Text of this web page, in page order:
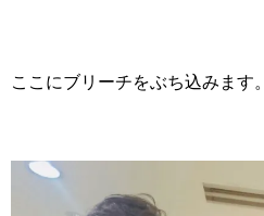
ここにブリーチをぶち込みます。